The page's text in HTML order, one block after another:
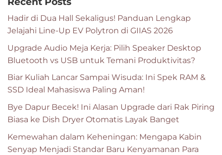
Hadir di Dua Hall Sekaligus! Panduan Lengkap
Jelajahi Line-Up EV Polytron di GIIAS 2026
Upgrade Audio Meja Kerja: Pilih Speaker Desktop
Bluetooth vs USB untuk Temani Produktivitas?
Biar Kuliah Lancar Sampai Wisuda: Ini Spek RAM &
SSD Ideal Mahasiswa Paling Aman!
Bye Dapur Becek! Ini Alasan Upgrade dari Rak Piring
Biasa ke Dish Dryer Otomatis Layak Banget
Kemewahan dalam Keheningan: Mengapa Kabin
Senyap Menjadi Standar Baru Kenyamanan Para